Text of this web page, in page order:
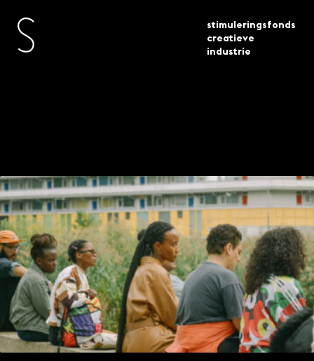
stimuleringsfonds
creatieve
industrie
actueel nieuws terugblik labweek building beyond in
nederland
Terugblik Labweek
Building Beyond in
Nederland